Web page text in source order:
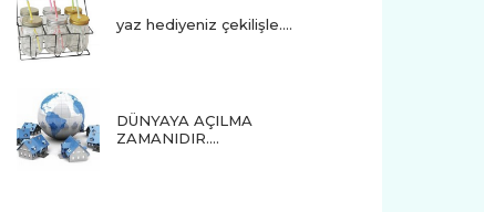
yaz hediyeniz çekilişle....
DÜNYAYA AÇILMA
ZAMANIDIR….